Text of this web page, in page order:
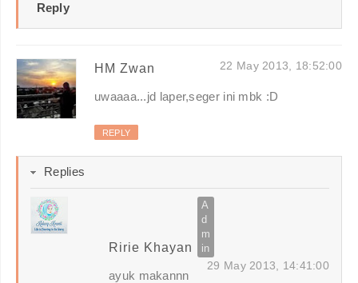
Reply
HM Zwan 22 May 2013, 18:52:00
uwaaaa...jd laper,seger ini mbk :D
REPLY
Replies
Ririe Khayan
29 May 2013, 14:41:00
ayuk makannn